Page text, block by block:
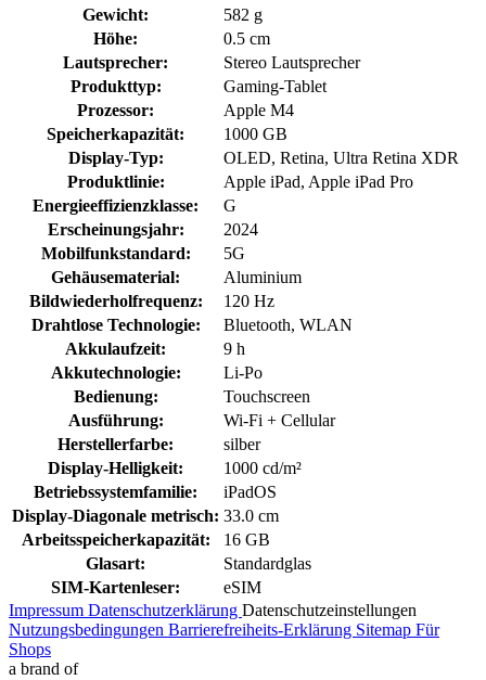
Gewicht:
582 g
Höhe:
0.5 cm
Lautsprecher:
Stereo Lautsprecher
Produkttyp:
Gaming-Tablet
Prozessor:
Apple M4
Speicherkapazität:
1000 GB
Display-Typ:
OLED, Retina, Ultra Retina XDR
Produktlinie:
Apple iPad, Apple iPad Pro
Energieeffizienzklasse:
G
Erscheinungsjahr:
2024
Mobilfunkstandard:
5G
Gehäusematerial:
Aluminium
Bildwiederholfrequenz:
120 Hz
Drahtlose Technologie:
Bluetooth, WLAN
Akkulaufzeit:
9 h
Akkutechnologie:
Li-Po
Bedienung:
Touchscreen
Ausführung:
Wi-Fi + Cellular
Herstellerfarbe:
silber
Display-Helligkeit:
1000 cd/m²
Betriebssystemfamilie:
iPadOS
Display-Diagonale metrisch: 33.0 cm
Arbeitsspeicherkapazität:
16 GB
Glasart:
Standardglas
SIM-Kartenleser:
eSIM
Impressum Datenschutzerklärung Datenschutzeinstellungen
Nutzungsbedingungen Barrierefreiheits-Erklärung Sitemap Für
Shops
a brand of